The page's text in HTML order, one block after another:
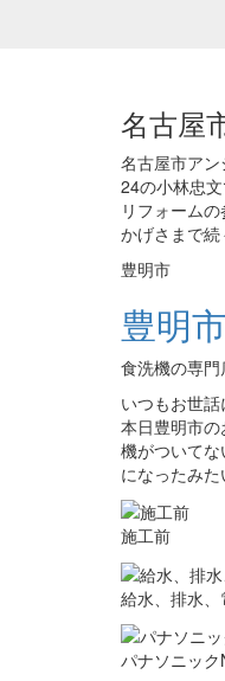
名古屋
名古屋市ア
24の小林忠
リフォーム
かげさまで続
豊明市
豊明
食洗機の専門
いつもお世
本日豊明市
機がついて
になったみた
施工前
給水、排水、
パナソニッ